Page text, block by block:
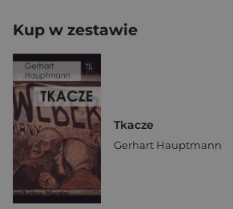
Kup w zestawie
Tkacze
Gerhart Hauptmann